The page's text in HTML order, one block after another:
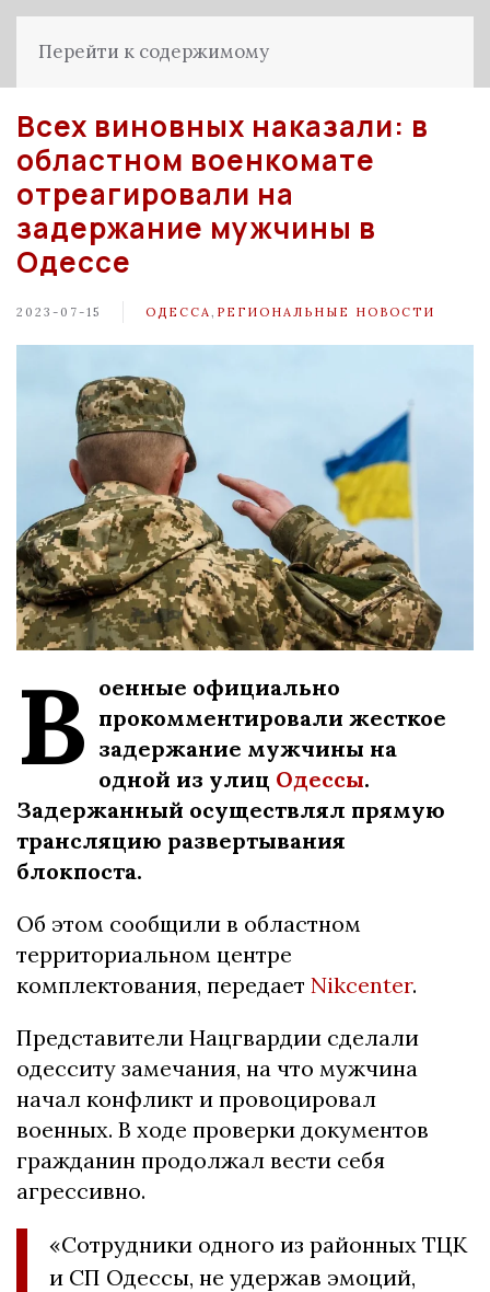
Перейти к содержимому
Всех виновных наказали: в
областном военкомате
отреагировали на
задержание мужчины в
Одессе
2023-07-15 ОДЕССА РЕГИОНАЛЬНЫЕ НОВОСТИ
В оенные официально
прокомментировали жесткое
задержание мужчины на
одной из улиц Одессы.
Задержанный осуществлял прямую
трансляцию развертывания
блокпоста.
Об этом сообщили в областном
территориальном центре
комплектования, передает Nikcenter.
Представители Нацгвардии сделали
одесситу замечания, на что мужчина
начал конфликт и провоцировал
военных. В ходе проверки документов
гражданин продолжал вести себя
агрессивно.
«Сотрудники одного из районных ТЦК
и СП Одессы, не удержав эмоций,